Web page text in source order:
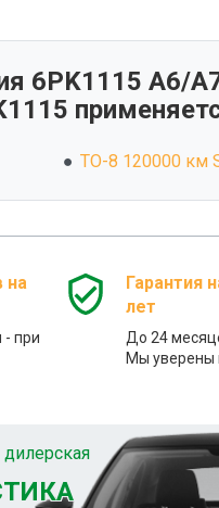
6PK1115 A6/
ТО-8 120000 км
на
- при
Гарантия
лет
До 24
Мы уверены